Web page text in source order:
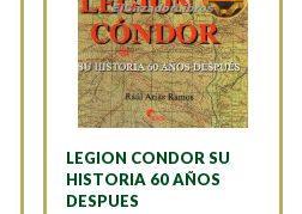
LEGION CONDOR SU
HISTORIA 60 AÑOS
DESPUES